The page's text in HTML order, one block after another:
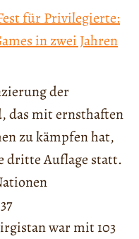
für Privilegierte:
in zwei Jahren
der
das mit ernsthaften
zu kämpfen hat,
dritte Auflage statt.
war mit 103